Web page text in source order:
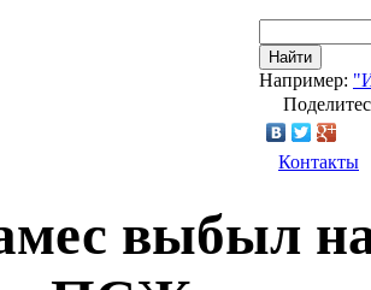
Найти
Например:
Контакты
выбыл